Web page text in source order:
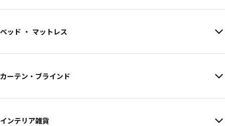
ベッド ・ マットレス
カーテン・ブラインド
インテリア雑貨